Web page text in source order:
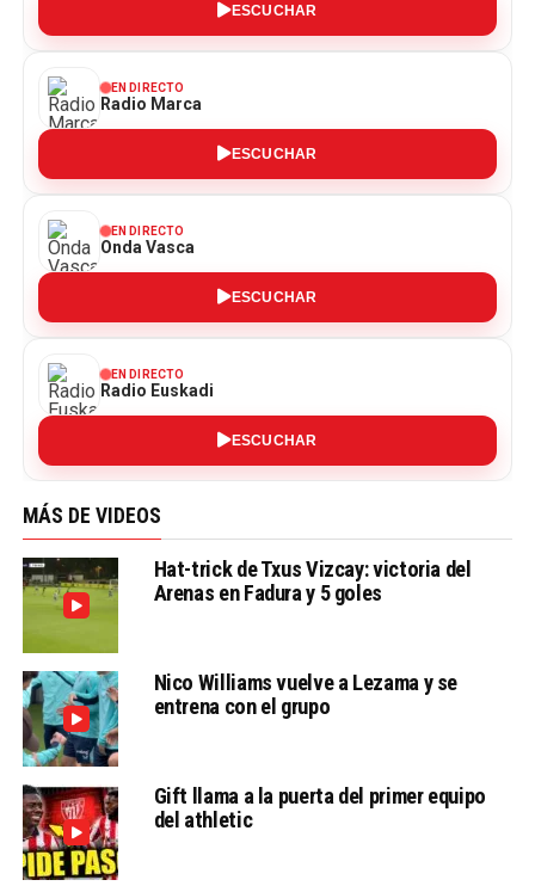
ESCUCHAR
EN DIRECTO
Radio Marca
ESCUCHAR
EN DIRECTO
Onda Vasca
ESCUCHAR
EN DIRECTO
Radio Euskadi
ESCUCHAR
MÁS DE VIDEOS
Hat-trick de Txus Vizcay: victoria del
Arenas en Fadura y 5 goles
Nico Williams vuelve a Lezama y se
entrena con el grupo
Gift llama a la puerta del primer equipo
del athletic